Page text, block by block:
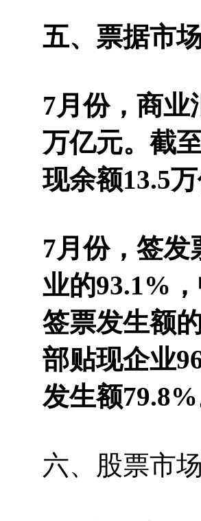
五、票据市
7月份，商业
万亿元。截
现余额13.5万
7月份，签发
业的93.1%
签票发生额
部贴现企业
发生额79.8%
六、股票市